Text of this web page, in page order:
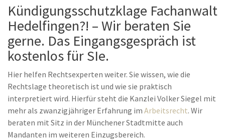
Kündigungsschutzklage Fachanwalt
Hedelfingen?! – Wir beraten Sie
gerne. Das Eingangsgespräch ist
kostenlos für SIe.
Hier helfen Rechtsexperten weiter. Sie wissen, wie die
Rechtslage theoretisch ist und wie sie praktisch
interpretiert wird. Hierfür steht die Kanzlei Volker Siegel mit
mehr als zwanzigjähriger Erfahrung im Arbeitsrecht. Wir
beraten mit Sitz in der Münchener Stadtmitte auch
Mandanten im weiteren Einzugsbereich.